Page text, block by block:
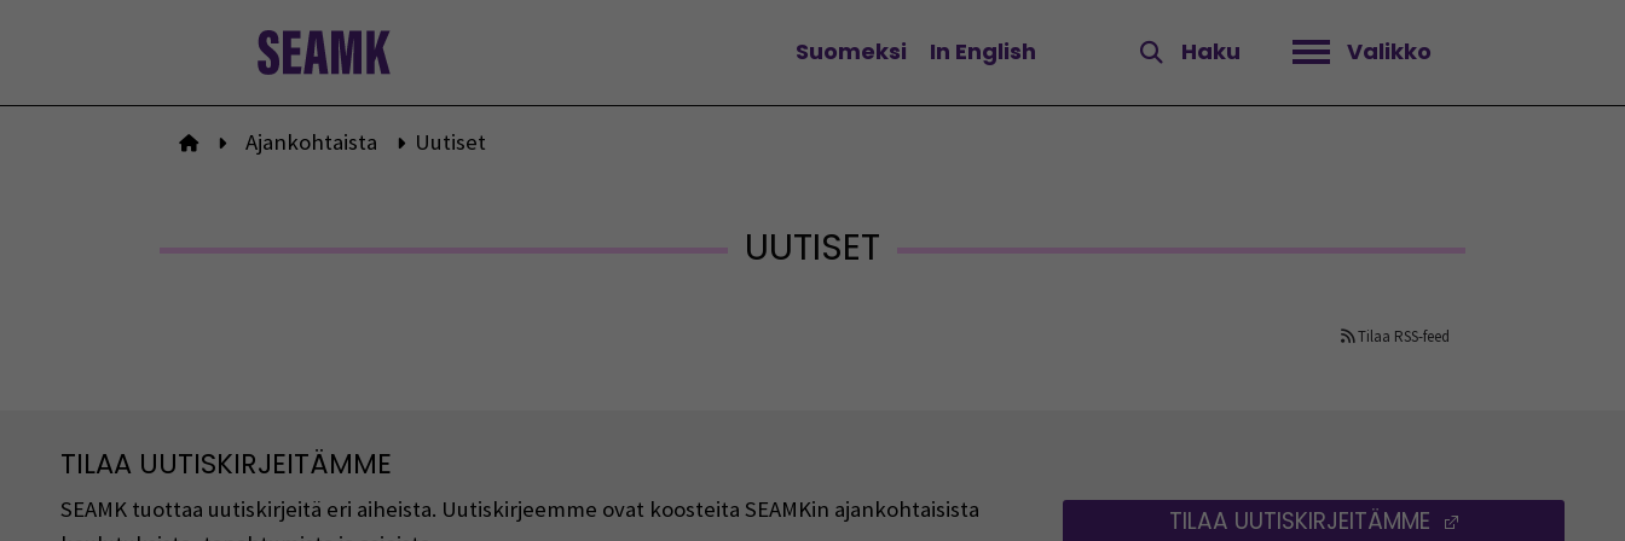
Vaihda kieltä
Suomeksi In English Haku Valikko
Avaa valikko
Etusivulle
Ajankohtaista Uutiset
UUTISET
Tilaa RSS-feed
TILAA UUTISKIRJEITÄMME
SEAMK tuottaa uutiskirjeitä eri aiheista. Uutiskirjeemme ovat koosteita SEAMKin ajankohtaisista
TILAA UUTISKIRJEITÄMME (AVAUTUU